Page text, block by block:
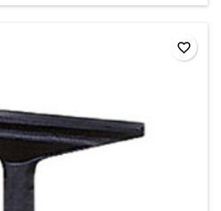
favorite_border